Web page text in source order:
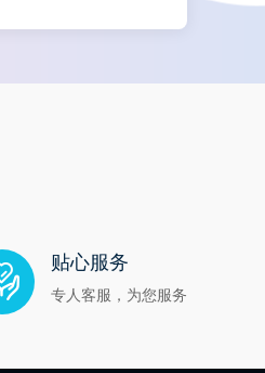
贴心服务
专人客服，为您服务